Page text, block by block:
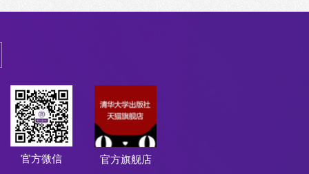
官方微信 官方旗舰店